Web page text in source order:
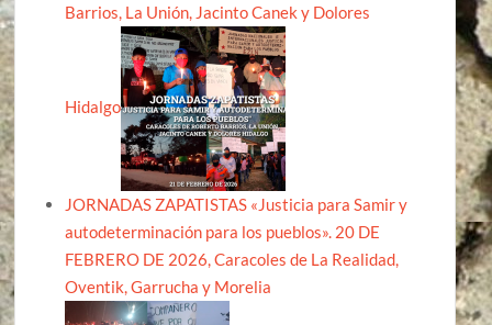
Barrios, La Unión, Jacinto Canek y Dolores
Hidalgo
JORNADAS ZAPATISTAS «Justicia para Samir y
autodeterminación para los pueblos». 20 DE
FEBRERO DE 2026, Caracoles de La Realidad,
Oventik, Garrucha y Morelia